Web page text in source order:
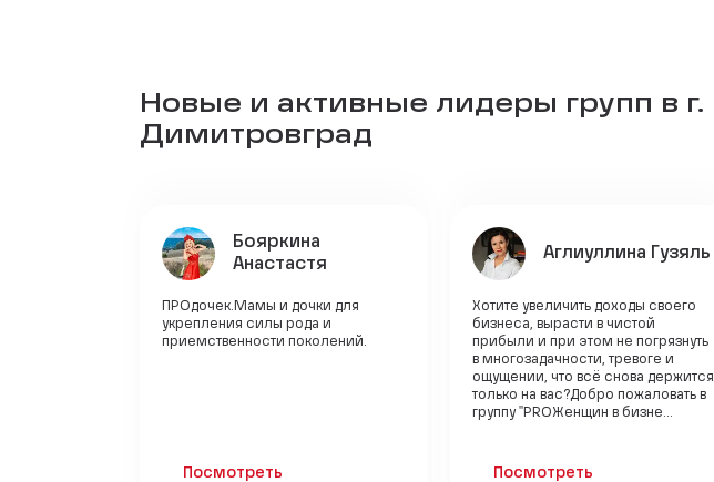
Новые и активные лидеры групп в г.
Димитровград
Бояркина
Анастастя
ПРОдочек.Мамы и дочки для
укрепления силы рода и
приемственности поколений.
Посмотреть
Аглиуллина Гузяль
Хотите увеличить доходы своего
бизнеса, вырасти в чистой
прибыли и при этом не погрязнуть
в многозадачности, тревоге и
ощущении, что всё снова держится
только на вас?Добро пожаловать в
группу "PROЖенщин в бизне...
Посмотреть